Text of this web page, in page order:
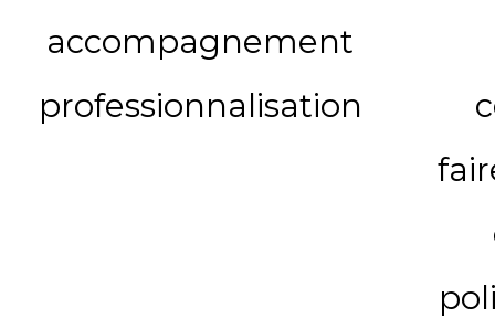
accompagnement
professionnalisation